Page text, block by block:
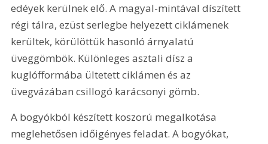
edéyek kerülnek elő. A magyal-mintával díszített
régi tálra, ezüst serlegbe helyezett ciklámenek
kerültek, körülöttük hasonló árnyalatú
üveggömbök. Különleges asztali dísz a
kuglófformába ültetett ciklámen és az
üvegvázában csillogó karácsonyi gömb.
A bogyókból készített koszorú megalkotása
meglehetősen időigényes feladat. A bogyókat,